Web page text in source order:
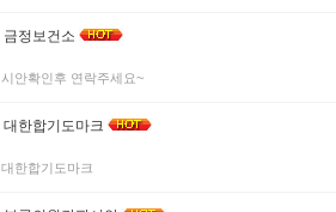
금정보건소
시안확인후 연락주세요~
대한합기도마크
대한합기도마크